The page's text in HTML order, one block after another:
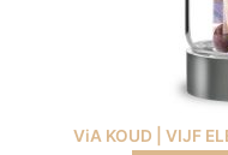
ViA KOUD | VIJF